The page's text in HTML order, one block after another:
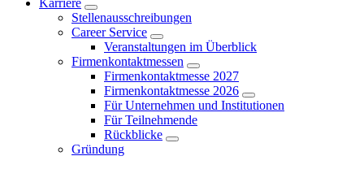
Karriere
Stellenausschreibungen
Career Service
Veranstaltungen im Überblick
Firmenkontaktmessen
Firmenkontaktmesse 2027
Firmenkontaktmesse 2026
Für Unternehmen und Institutionen
Für Teilnehmende
Rückblicke
Gründung